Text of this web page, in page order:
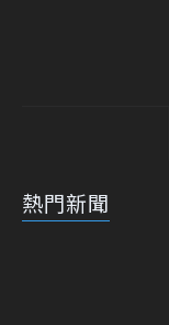
熱門新聞